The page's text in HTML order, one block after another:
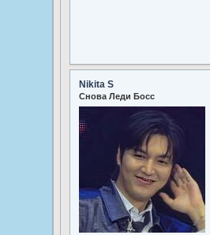
Nikita S
Снова Леди Босс